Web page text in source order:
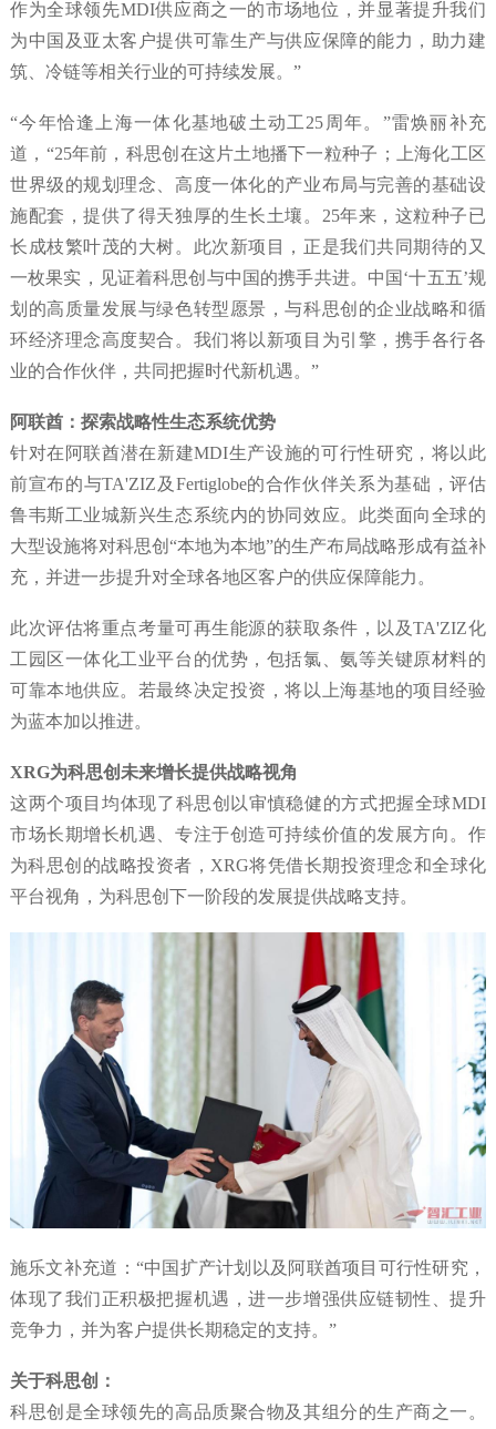
作为全球领先MDI供应商之一的市场地位，并显著提升我们
为中国及亚太客户提供可靠生产与供应保障的能力，助力建
筑、冷链等相关行业的可持续发展。”
“今年恰逢上海一体化基地破土动工25周年。”雷焕丽补充
道，“25年前，科思创在这片土地播下一粒种子；上海化工区
世界级的规划理念、高度一体化的产业布局与完善的基础设
施配套，提供了得天独厚的生长土壤。25年来，这粒种子已
长成枝繁叶茂的大树。此次新项目，正是我们共同期待的又
一枚果实，见证着科思创与中国的携手共进。中国‘十五五’规
划的高质量发展与绿色转型愿景，与科思创的企业战略和循
环经济理念高度契合。我们将以新项目为引擎，携手各行各
业的合作伙伴，共同把握时代新机遇。”
阿联酋：探索战略性生态系统优势
针对在阿联酋潜在新建MDI生产设施的可行性研究，将以此
前宣布的与TA'ZIZ及Fertiglobe的合作伙伴关系为基础，评估
鲁韦斯工业城新兴生态系统内的协同效应。此类面向全球的
大型设施将对科思创“本地为本地”的生产布局战略形成有益补
充，并进一步提升对全球各地区客户的供应保障能力。
此次评估将重点考量可再生能源的获取条件，以及TA'ZIZ化
工园区一体化工业平台的优势，包括氯、氨等关键原材料的
可靠本地供应。若最终决定投资，将以上海基地的项目经验
为蓝本加以推进。
XRG为科思创未来增长提供战略视角
这两个项目均体现了科思创以审慎稳健的方式把握全球MDI
市场长期增长机遇、专注于创造可持续价值的发展方向。作
为科思创的战略投资者，XRG将凭借长期投资理念和全球化
平台视角，为科思创下一阶段的发展提供战略支持。
施乐文补充道：“中国扩产计划以及阿联酋项目可行性研究，
体现了我们正积极把握机遇，进一步增强供应链韧性、提升
竞争力，并为客户提供长期稳定的支持。”
关于科思创：
科思创是全球领先的高品质聚合物及其组分的生产商之一。